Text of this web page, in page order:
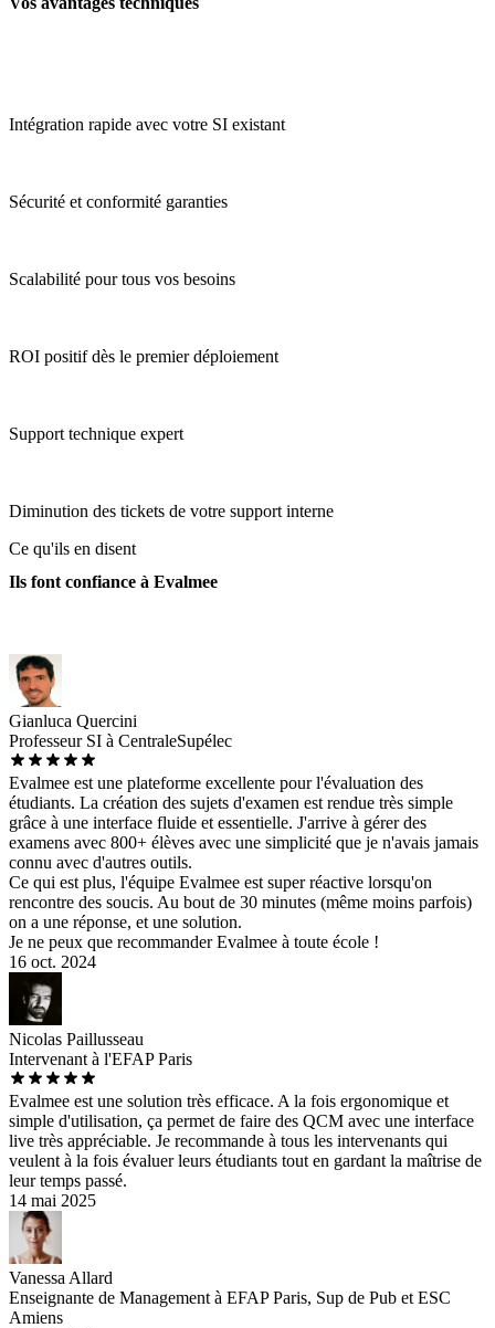
Intégration rapide avec votre SI existant
Sécurité et conformité garanties
Scalabilité pour tous vos besoins
ROI positif dès le premier déploiement
Support technique expert
Diminution des tickets de votre support interne
Ce qu'ils en disent
Ils font confiance à Evalmee
Gianluca Quercini
Professeur SI à CentraleSupélec
Evalmee est une plateforme excellente pour l'évaluation des
étudiants. La création des sujets d'examen est rendue très simple
grâce à une interface fluide et essentielle. J'arrive à gérer des
examens avec 800+ élèves avec une simplicité que je n'avais jamais
connu avec d'autres outils.
Ce qui est plus, l'équipe Evalmee est super réactive lorsqu'on
rencontre des soucis. Au bout de 30 minutes (même moins parfois)
on a une réponse, et une solution.
Je ne peux que recommander Evalmee à toute école !
16 oct. 2024
Nicolas Paillusseau
Intervenant à l'EFAP Paris
Evalmee est une solution très efficace. A la fois ergonomique et
simple d'utilisation, ça permet de faire des QCM avec une interface
live très appréciable. Je recommande à tous les intervenants qui
veulent à la fois évaluer leurs étudiants tout en gardant la maîtrise de
leur temps passé.
14 mai 2025
Vanessa Allard
Enseignante de Management à EFAP Paris, Sup de Pub et ESC
Amiens